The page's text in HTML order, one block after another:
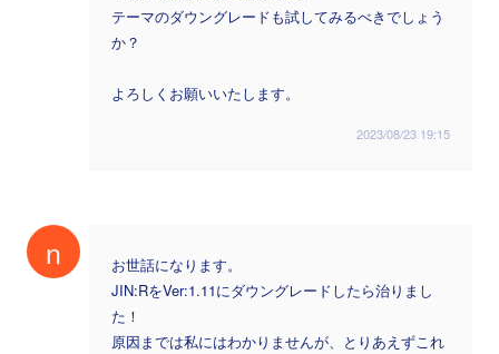
テーマのダウングレードも試してみるべきでしょう
か？
よろしくお願いいたします。
2023/08/23 19:15
n
お世話になります。
JIN:RをVer:1.11にダウングレードしたら治りまし
た！
原因までは私にはわかりませんが、とりあえずこれ